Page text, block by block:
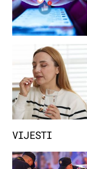
VIJESTI